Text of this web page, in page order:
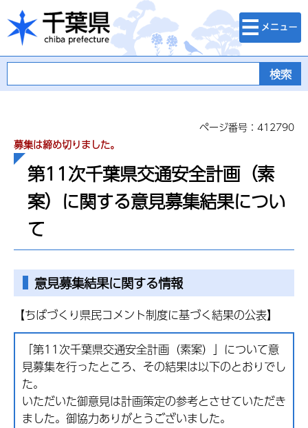
千葉県
検索・メニュ
ー
ページ番号：412790
募集は締め切りました。
第11次千葉県交通安全計画（素
案）に関する意見募集結果につい
て
意見募集結果に関する情報
【ちばづくり県民コメント制度に基づく結果の公表】
「第11次千葉県交通安全計画（素案）」について意
見募集を行ったところ、その結果は以下のとおりでし
た。
いただいた御意見は計画策定の参考とさせていただき
ました。御協力ありがとうございました。